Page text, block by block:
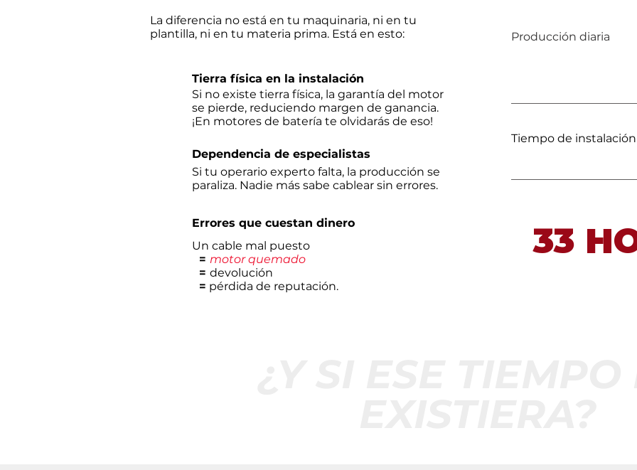
La diferencia no está en tu maquinaria, ni en tu
plantilla, ni en tu materia prima. Está en esto:
Tierra física en la instalación
Si no existe tierra física, la garantía del motor
se pierde, reduciendo margen de ganancia.
¡En motores de batería te olvidarás de eso!
Dependencia de especialistas
Si tu operario experto falta, la producción se
paraliza. Nadie más sabe cablear sin errores.
Errores que cuestan dinero
Un cable mal puesto
= motor quemado
= devolución
= pérdida de reputación.
Producción diaria
Tiempo de instalación
33